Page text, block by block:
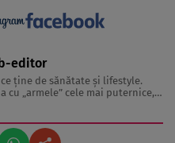
editor
ține de sănătate și lifestyle.
cu „armele” cele mai puternice,
cu cititorii diverse
în jurnalism de 3 ani, ...